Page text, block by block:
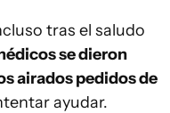
tras el saludo
se dieron
airados pedidos de
ayudar.